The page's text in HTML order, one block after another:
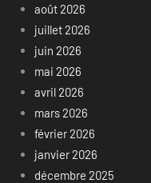
août 2026
juillet 2026
juin 2026
mai 2026
avril 2026
mars 2026
février 2026
janvier 2026
décembre 2025